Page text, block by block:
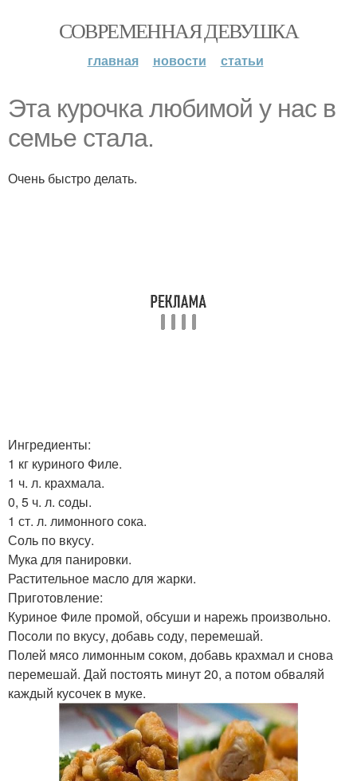
СОВРЕМЕННАЯ ДЕВУШКА
главная новости статьи
Эта курочка любимой у нас в
семье стала.
Очень быстро делать.
Ингредиенты:
1 кг куриного Филе.
1 ч. л. крахмала.
0, 5 ч. л. соды.
1 ст. л. лимонного сока.
Соль по вкусу.
Мука для панировки.
Растительное масло для жарки.
Приготовление:
Куриное Филе промой, обсуши и нарежь произвольно.
Посоли по вкусу, добавь соду, перемешай.
Полей мясо лимонным соком, добавь крахмал и снова
перемешай. Дай постоять минут 20, а потом обваляй
каждый кусочек в муке.